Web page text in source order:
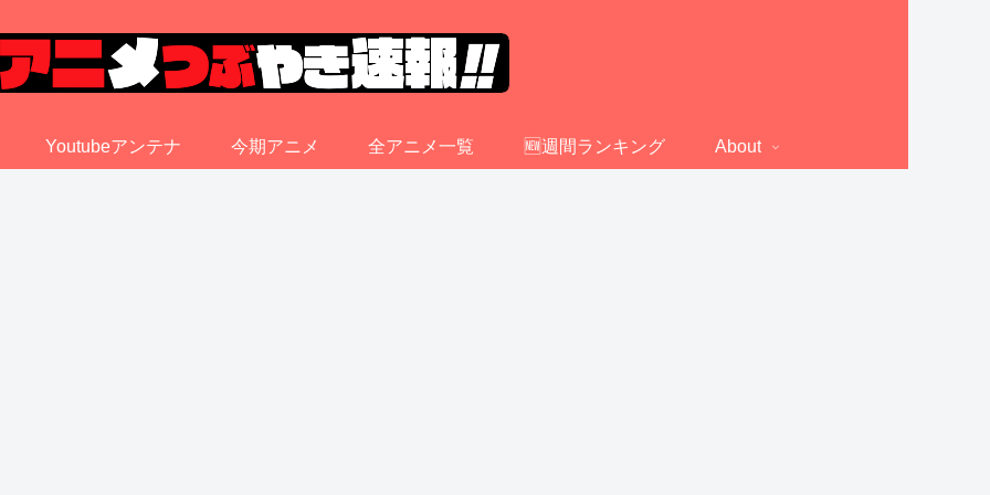
Youtubeアンテナ 今期アニメ 全アニメ一覧 🆕週間ランキング About